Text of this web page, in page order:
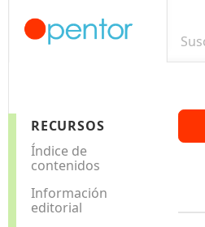
RECURSOS
Índice de
contenidos
Información
editorial